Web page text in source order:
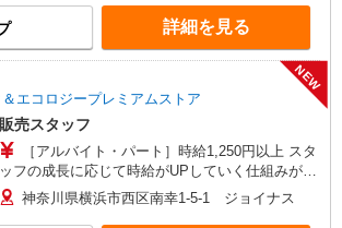
給22万2,100円〜35万円 固定残業手当含む（1ヶ
あたり20時間）※超過時は追加支給 首都圏エリ
：30,800円 大阪：29,500円 京都、兵庫、愛知、
考慮 ※試用期間3ヶ月も同条件（首都圏：店長候
補は月給27万円〜）
道、宮城（仙台）、愛知、岐阜、大阪、兵庫、京
都、和歌山、岡山、広島、愛媛、福岡、長崎、宮
、熊本などの各店舗で募集しています。
店／ルミネ池袋店／ルミネ横浜／ルミネ
大宮店／ルミネ有楽町店 ルミネ立川店／ルミネ町
田店／池袋PARCO店／東京スカイツリータウン・
ソラマチ店 イクスピアリ店／イオンレイクタウン
店／ジョイナス店／テラスモール湘南店 タカシマ
ヤ ゲートタワーモール店／イオンモール各務原イ
詳細を見る
エコロジープレミアムストア
NEW
販売スタッフ
［アルバイト・パート］時給1,250円以上 スタ
ッフの成長に応じて時給がUPしていく仕組みがあ
ります。また、希望するスタッフがいれば、制度
を活用して正社員になっていただく道もありま
神奈川県横浜市西区南幸1-5-1 ジョイナス